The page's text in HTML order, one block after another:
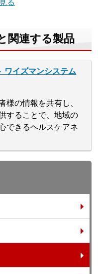
る
関連する製品
ワイズマンシステム
様の情報を共有し、
することで、地域の
できるヘルスケアネ